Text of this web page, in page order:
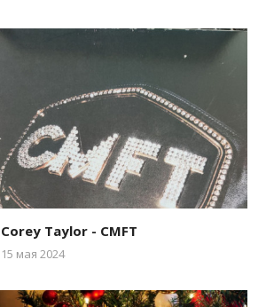
Corey Taylor - CMFT
15 мая 2024